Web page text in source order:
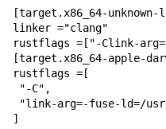
[target.x86_64-unknown-
linker ="clang"
rustflags =["-Clink-
[target.x86_64-apple-
rustflags =[
"-C",
"link-arg=-fuse-ld=/
]